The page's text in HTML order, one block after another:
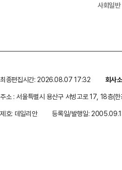
사회일반
최종편집시간: 2026.08.07 17:32 회사
주소 : 서울특별시 용산구 서빙고로 17, 18층(
제호: 데일리안
등록일/발행일: